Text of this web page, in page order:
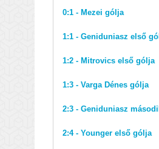
0:1 - Mezei gólja
1:1 - Geniduniasz első
1:2 - Mitrovics első gólja
1:3 - Varga Dénes gólja
2:3 - Geniduniasz
2:4 - Younger első gólja